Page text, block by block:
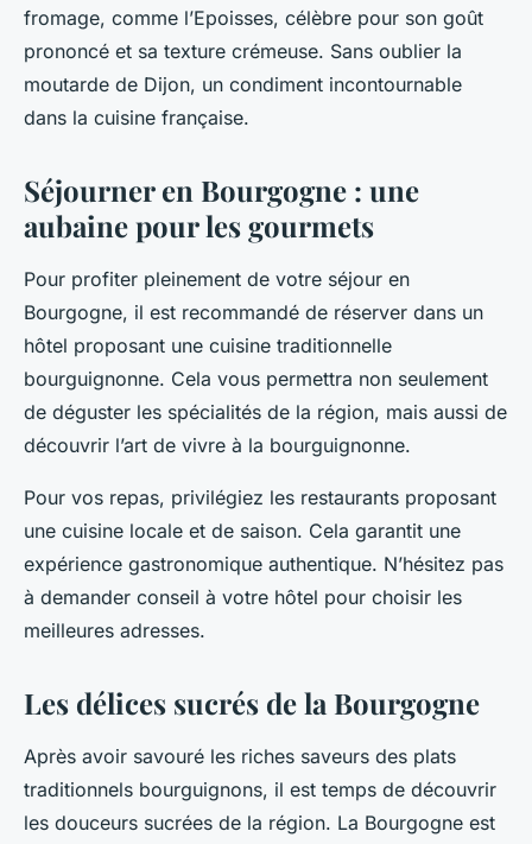
fromage, comme l’Epoisses, célèbre pour son goût
prononcé et sa texture crémeuse. Sans oublier la
moutarde de Dijon, un condiment incontournable
dans la cuisine française.
Séjourner en Bourgogne : une
aubaine pour les gourmets
Pour profiter pleinement de votre séjour en
Bourgogne, il est recommandé de réserver dans un
hôtel proposant une cuisine traditionnelle
bourguignonne. Cela vous permettra non seulement
de déguster les spécialités de la région, mais aussi de
découvrir l’art de vivre à la bourguignonne.
Pour vos repas, privilégiez les restaurants proposant
une cuisine locale et de saison. Cela garantit une
expérience gastronomique authentique. N’hésitez pas
à demander conseil à votre hôtel pour choisir les
meilleures adresses.
Les délices sucrés de la Bourgogne
Après avoir savouré les riches saveurs des plats
traditionnels bourguignons, il est temps de découvrir
les douceurs sucrées de la région. La Bourgogne est